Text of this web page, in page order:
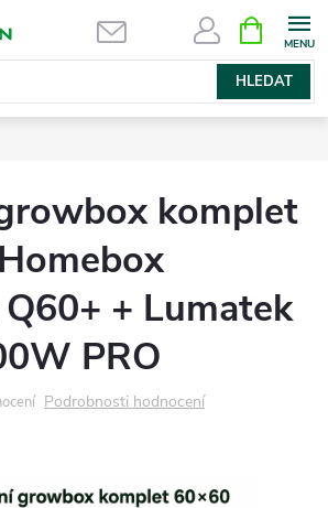
HLEDAT
NÁKUPNÍ
KOŠÍK
komplet
+ Lumatek
PRO
Podrobnosti hodnocení